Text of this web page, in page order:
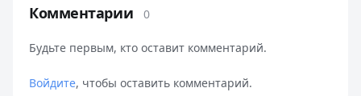
Комментарии 0
Будьте первым, кто оставит комментарий.
Войдите, чтобы оставить комментарий.